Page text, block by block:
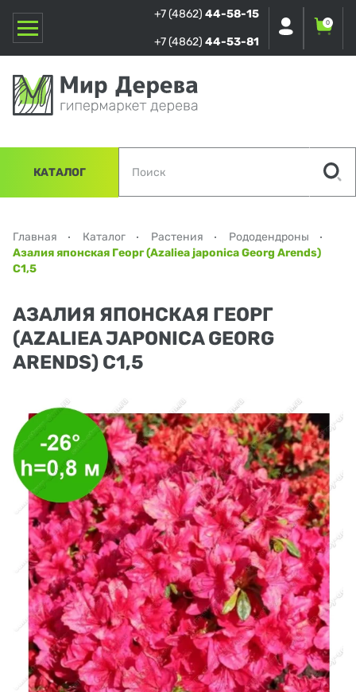
+7 (4862) 44-58-15
+7 (4862) 44-53-81
0
КАТАЛОГ
Главная Каталог Растения
Рододендроны
Азалия японская Георг (Azaliea japonica Georg Arends)
С1,5
АЗАЛИЯ ЯПОНСКАЯ ГЕОРГ
(AZALIEA JAPONICA GEORG
ARENDS) С1,5